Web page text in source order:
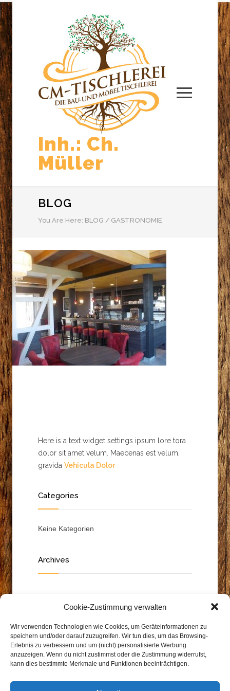
Cookie-Zustimmung verwalten
Wir verwenden Technologien wie Cookies, um Geräteinformationen zu
speichern und/oder darauf zuzugreifen. Wir tun dies, um das Browsing-
Erlebnis zu verbessern und um (nicht) personalisierte Werbung
anzuzeigen. Wenn du nicht zustimmst oder die Zustimmung widerrufst,
kann dies bestimmte Merkmale und Funktionen beeinträchtigen.
Inh.: Ch.
Müller
BLOG
You Are Here: BLOG / GASTRONOMIE
Here is a text widget settings ipsum lore tora
dolor sit amet velum. Maecenas est velum,
gravida Vehicula Dolor
Categories
Keine Kategorien
Archives